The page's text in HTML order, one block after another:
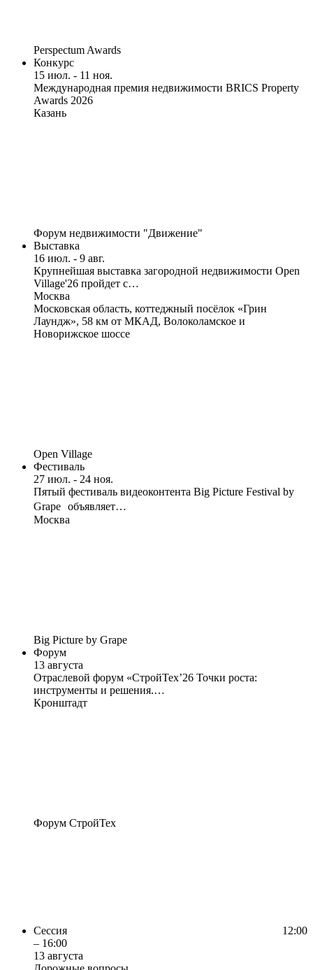
Perspectum Awards
Конкурс
15 июл. - 11 ноя.
Международная премия недвижимости BRICS Property
Awards 2026
Казань
Форум недвижимости "Движение"
Выставка
16 июл. - 9 авг.
Крупнейшая выставка загородной недвижимости Open
Village'26 пройдет с…
Москва
Московская область, коттеджный посёлок «Грин
Лаундж», 58 км от МКАД, Волоколамское и
Новорижское шоссе
Open Village
Фестиваль
27 июл. - 24 ноя.
Пятый фестиваль видеоконтента Big Picture Festival by
Grape объявляет…
Москва
Big Picture by Grape
Форум
13 августа
Отраслевой форум «СтройТех’26 Точки роста:
инструменты и решения.…
Кронштадт
Форум СтройТех
Сессия
12:00
– 16:00
13 августа